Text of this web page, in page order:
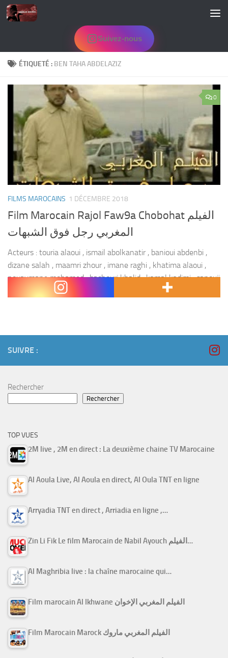
Skip to content
Suivez-nous
ÉTIQUETÉ : BEN TAHA ABDELAZIZ
0
FILMS MAROCAINS 1 DÉCEMBRE 2018
Film Marocain Rajol Faw9a Chobohat الفيلم
المغربي رجل فوق الشبهات
Acteurs : touria alaoui , ismail abolkanatir , banioui abdenbi ,
dizane salah , maamri zhour , imane raghi , khatima alaoui ,
nouaymane mohamed , bachouri khalid , kamal kadimi , sanouji
abdelouahd...
SUIVRE :
Rechercher
Rechercher
TOP VUES
2M live , 2M en direct : La deuxième chaine TV Marocaine
Al Aoula Live, Al Aoula en direct, Al Oula TNT en ligne
Arryadia TNT en direct , Arriadia en ligne ,…
Zin Li Fik Le film Marocain de Nabil Ayouch الفيلم…
Al Maghribia live : la chaîne marocaine qui…
Film marocain Al Ikhwane الفيلم المغربي الإخوان
Film Marocain Marock الفيلم المغربي ماروك